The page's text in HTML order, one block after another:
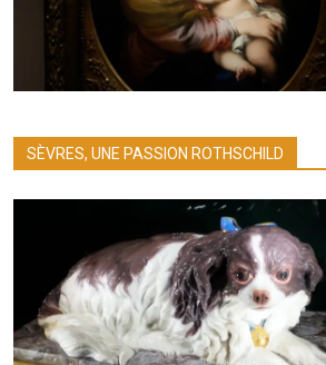
SÈVRES, UNE PASSION ROTHSCHILD